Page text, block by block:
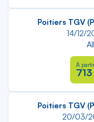
Poitiers TGV
14/12/
À
Poitiers TGV
20/03/